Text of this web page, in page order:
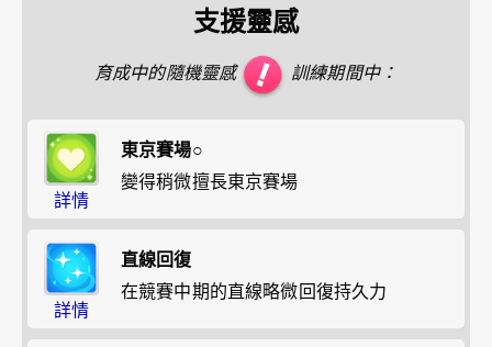
支援靈感
育成中的隨機靈感 訓練期間中：
詳情
東京賽場○
變得稍微擅長東京賽場
詳情
直線回復
在競賽中期的直線略微回復持久力